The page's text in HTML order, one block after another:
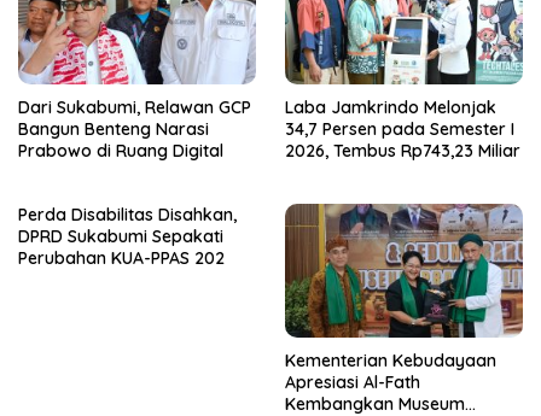
Dari Sukabumi, Relawan GCP
Bangun Benteng Narasi
Prabowo di Ruang Digital
Laba Jamkrindo Melonjak
34,7 Persen pada Semester I
2026, Tembus Rp743,23 Miliar
Perda Disabilitas Disahkan,
DPRD Sukabumi Sepakati
Perubahan KUA-PPAS 202
Kementerian Kebudayaan
Apresiasi Al-Fath
Kembangkan Museum